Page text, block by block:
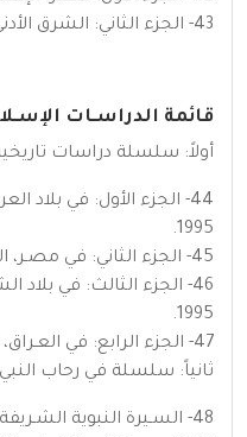
43- الجزء الثاني: الشرق الأدنى القديم، الإسكندرية 199.
قائمة الدراسـات
أولاً: سلسلة دراسات
44- الجزء الأول: في بلاد
1995.
45- الجزء الثاني: في مصـر، الطبعة الثانية، الإسكندرية 1995.
46- الجزء الثالث: في بلاد
1995.
47- الجزء الرابع: في العـراق، الطبعة الثانية، الإسكندرية 1995.
ثانياً: سلسلة في رحاب
48- السـيرة النبوية الشـريفة، الجزء الأول، بيروت 1990.